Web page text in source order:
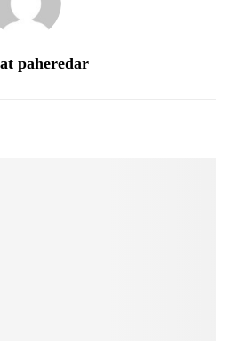
paheredar